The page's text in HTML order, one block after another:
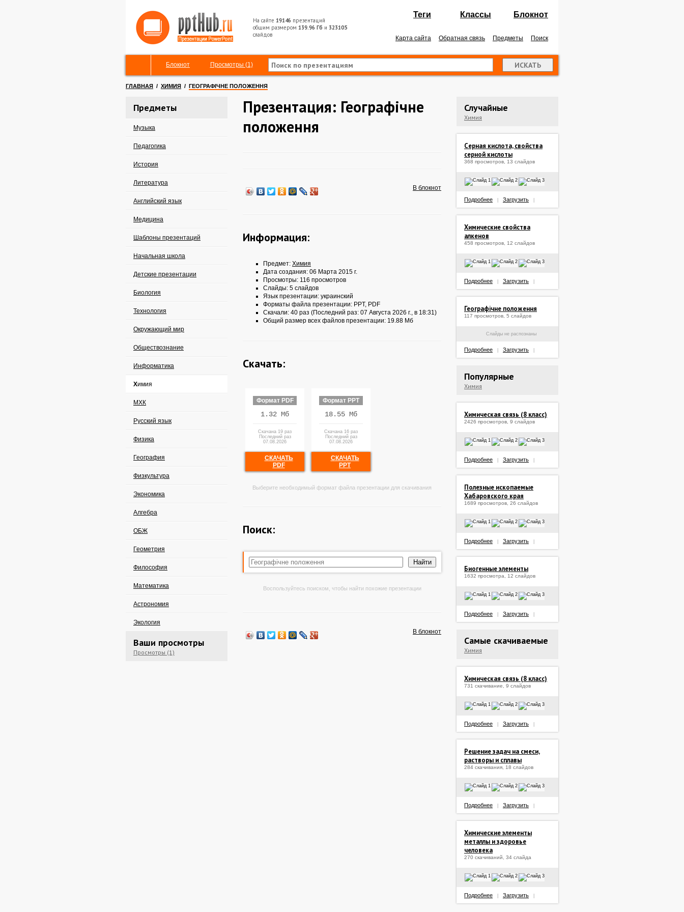
На сайте 19146 презентаций
общим размером 139.96 Гб и 323105
слайдов
Теги Классы Блокнот
Карта сайта Обратная связь Предметы Поиск
Блокнот Просмотры (1)
ГЛАВНАЯ / ХИМИЯ / ГЕОГРАФІЧНЕ ПОЛОЖЕННЯ
Предметы
Музыка
Педагогика
История
Литература
Английский язык
Медицина
Шаблоны презентаций
Начальная школа
Детские презентации
Биология
Технология
Окружающий мир
Обществознание
Информатика
Химия
МХК
Русский язык
Физика
География
Физкультура
Экономика
Алгебра
ОБЖ
Геометрия
Философия
Математика
Астрономия
Экология
Ваши просмотры
Просмотры (1)
Презентация: Географічне
положення
В блокнот
Информация:
Предмет: Химия
Дата создания: 06 Марта 2015 г.
Просмотры: 116 просмотров
Слайды: 5 слайдов
Язык презентации: украинский
Форматы файла презентации: PPT, PDF
Скачали: 40 раз (Последний раз: 07 Августа 2026 г., в 18:31)
Общий размер всех файлов презентации: 19.88 Мб
Скачать:
Формат PDF
1.32 Мб
Скачана 19 раз
Последний раз
07.08.2026
СКАЧАТЬ
PDF
Формат PPT
18.55 Мб
Скачана 16 раз
Последний раз
07.08.2026
СКАЧАТЬ
PPT
Выберите необходимый формат файла презентации для скачивания
Поиск:
Воспользуйтесь поиском, чтобы найти похожие презентации
В блокнот
Случайные
Химия
Серная кислота, свойства
серной кислоты
368 просмотров, 13 слайдов
Подробнее Загрузить
Химические свойства
алкенов
458 просмотров, 12 слайдов
Подробнее Загрузить
Географічне положення
117 просмотров, 5 слайдов
Слайды не распознаны
Подробнее Загрузить
Популярные
Химия
Химическая связь (8 класс)
2426 просмотров, 9 слайдов
Подробнее Загрузить
Полезные ископаемые
Хабаровского края
1689 просмотров, 26 слайдов
Подробнее Загрузить
Биогенные элементы
1632 просмотра, 12 слайдов
Подробнее Загрузить
Самые скачиваемые
Химия
Химическая связь (8 класс)
731 скачивание, 9 слайдов
Подробнее Загрузить
Решение задач на смеси,
растворы и сплавы
284 скачивания, 18 слайдов
Подробнее Загрузить
Химические элементы
металлы и здоровье
человека
270 скачиваний, 34 слайда
Подробнее Загрузить